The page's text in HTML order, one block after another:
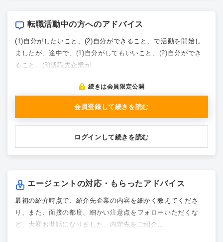
転職活動中の方へのアドバイス
(1)自分がしたいこと、(2)自分ができること、で活動を開始し
ましたが、途中で、(1)自分がしてもいいこと、(2)自分ができ
ること、(3)就職先企業が…
続きは会員限定公開
会員登録して続きを読む
ログインして続きを読む
エージェントの対応・もらったアドバイス
最初の紹介時点で、紹介先企業の内容を細かく教えてくださ
り、また、面接の都度、細かい注意点をフォローいただくな
ど、大変お世話になりました。内定先をご紹介…